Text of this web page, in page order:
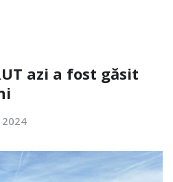
azi a fost găsit